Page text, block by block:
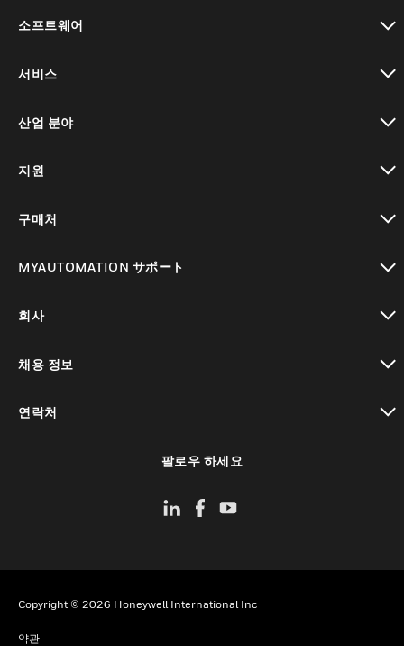
소프트웨어
서비스
산업 분야
지원
구매처
MYAUTOMATION サポート
회사
채용 정보
연락처
팔로우 하세요
Copyright © 2026 Honeywell International Inc
약관